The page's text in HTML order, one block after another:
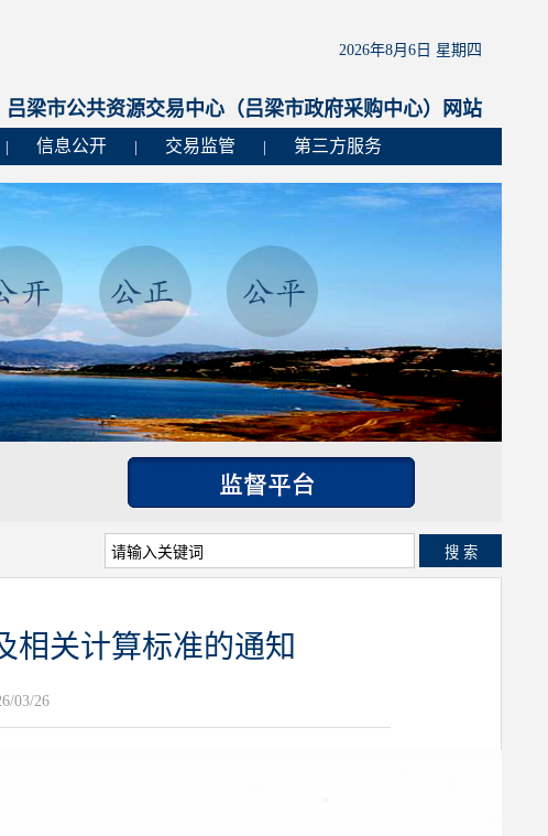
2026年8月6日 星期四
吕梁市公共资源交易中心（吕梁市政府采购中心）网站
信息公开 交易监管 第三方服务
搜 索
相关计算标准的通知
03/26